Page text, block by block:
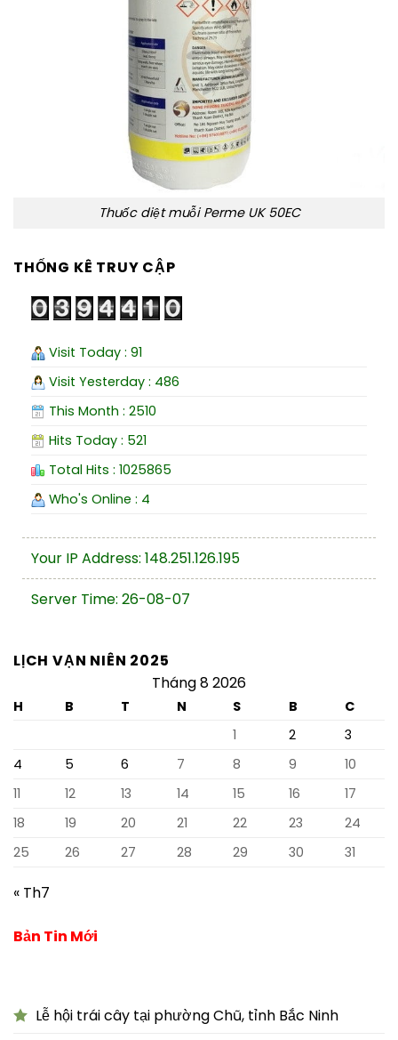
Thuốc diệt muỗi Perme UK 50EC
THỐNG KÊ TRUY CẬP
Visit Today : 91
Visit Yesterday : 486
This Month : 2510
Hits Today : 521
Total Hits : 1025865
Who's Online : 4
Your IP Address: 148.251.126.195
Server Time: 26-08-07
LỊCH VẠN NIÊN 2025
Tháng 8 2026
H B T N S B
C
1
2
3
4
5 6 7 8 9
10
11
12 13 14 15 16
17
18
19 20 21 22 23
24
25
26 27 28 29 30 31
« Th7
Bản Tin Mới
Lễ hội trái cây tại phường Chũ, tỉnh Bắc Ninh